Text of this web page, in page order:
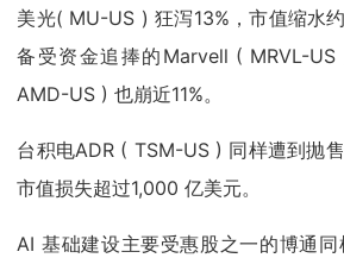
美光( MU-US ) 狂泻13%，市值缩水
备受资金追捧的Marvell ( MRVL-
AMD-US ) 也崩近11%。
台积电ADR ( TSM-US ) 同样遭到抛
市值损失超过1,000 亿美元。
AI 基础建设主要受惠股之一的博通